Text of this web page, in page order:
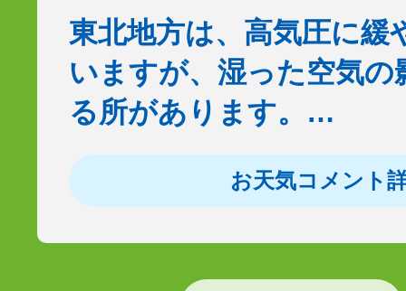
東北地方は、高気圧に緩
いますが、湿った空気の
る所があります。…
お天気コメント